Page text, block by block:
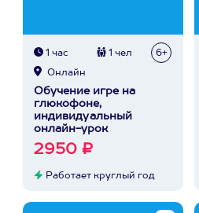
1 час 1 чел 6+
Онлайн
Обучение игре на
глюкофоне,
индивидуальный
онлайн-урок
2950 ₽
Работает круглый год